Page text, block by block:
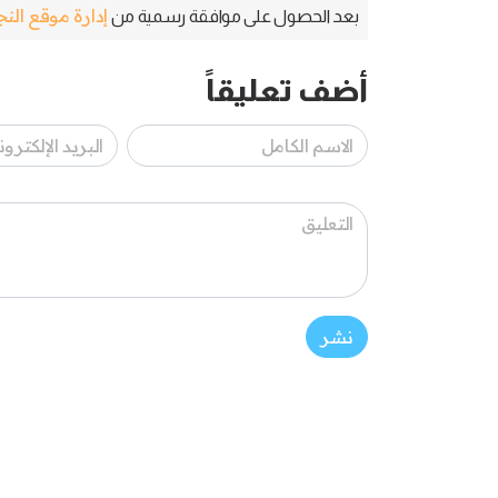
بعد الحصول على موافقة رسمية من إدارة موقع
أضف تعليقاً
نشر